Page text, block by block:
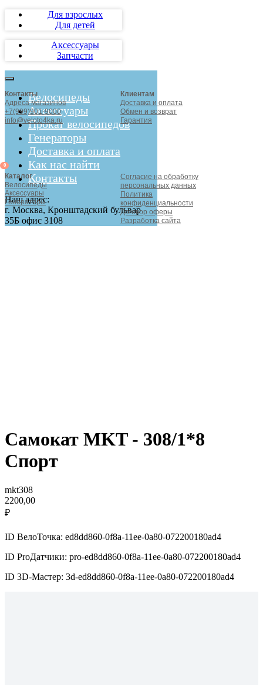
0
Для взрослых
Для детей
Аксессуары
Запчасти
Велосипеды
Аксессуары
Прокат велосипедов
Генераторы
Доставка и оплата
Как нас найти
Контакты
Наш адрес:
г. Москва, Кронштадский бульвар
35Б офис 3108
Самокат MKT - 308/1*8
Спорт
mkt308
2200,00
₽
ID ВелоТочка: ed8dd860-0f8a-11ee-0a80-072200180ad4
ID ProДатчики: pro-ed8dd860-0f8a-11ee-0a80-072200180ad4
ID 3D-Мастер: 3d-ed8dd860-0f8a-11ee-0a80-072200180ad4
Клиентам
Доставка и оплата
Обмен и возврат
Гарантия
Согласие на обработку
персональных данных
Политика
конфиденциальности
Договор оферы
Разработка сайта
Контакты
Адреса магазинов
+7(999)901-9000
info@veloto4ka.ru
Каталог
Велосипеды
Аксессуары
Генераторы